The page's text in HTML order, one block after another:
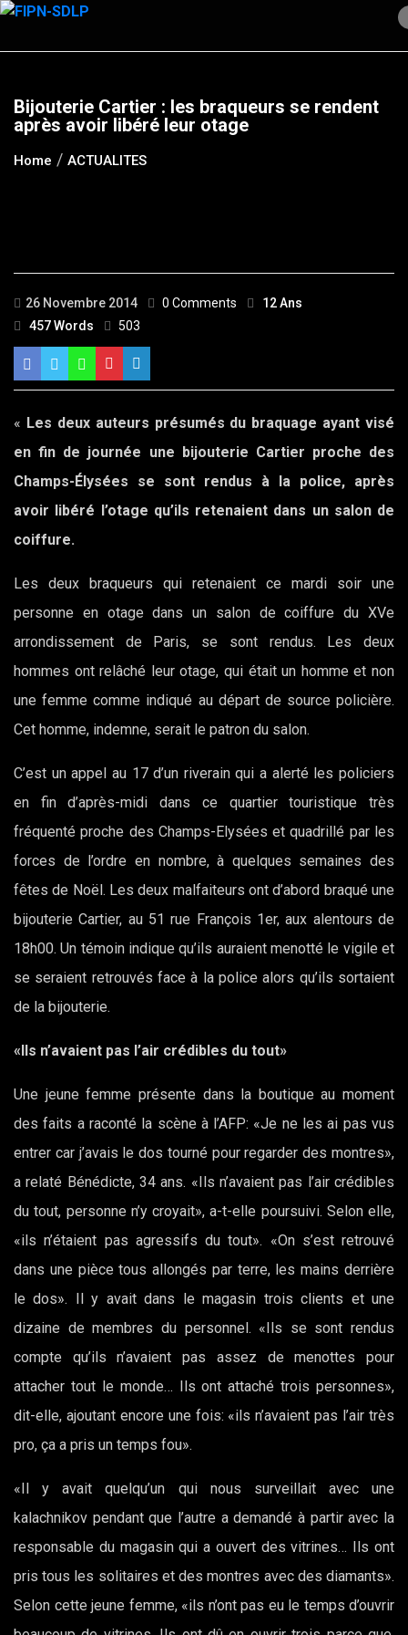
Skip
content
Bijouterie Cartier : les braqueurs se rendent
après avoir libéré leur otage
Home ACTUALITES
26 Novembre 2014 0 Comments
12 Ans
457 Words
503
« Les deux auteurs présumés du braquage ayant visé
en fin de journée une bijouterie Cartier proche des
Champs-Élysées se sont rendus à la police, après
avoir libéré l’otage qu’ils retenaient dans un salon de
coiffure.
Les deux braqueurs qui retenaient ce mardi soir une
personne en otage dans un salon de coiffure du XVe
arrondissement de Paris, se sont rendus. Les deux
hommes ont relâché leur otage, qui était un homme et non
une femme comme indiqué au départ de source policière.
Cet homme, indemne, serait le patron du salon.
C’est un appel au 17 d’un riverain qui a alerté les policiers
en fin d’après-midi dans ce quartier touristique très
fréquenté proche des Champs-Elysées et quadrillé par les
forces de l’ordre en nombre, à quelques semaines des
fêtes de Noël. Les deux malfaiteurs ont d’abord braqué une
bijouterie Cartier, au 51 rue François 1er, aux alentours de
18h00. Un témoin indique qu’ils auraient menotté le vigile et
se seraient retrouvés face à la police alors qu’ils sortaient
de la bijouterie.
«Ils n’avaient pas l’air crédibles du tout»
Une jeune femme présente dans la boutique au moment
des faits a raconté la scène à l’AFP: «Je ne les ai pas vus
entrer car j’avais le dos tourné pour regarder des montres»,
a relaté Bénédicte, 34 ans. «Ils n’avaient pas l’air crédibles
du tout, personne n’y croyait», a-t-elle poursuivi. Selon elle,
«ils n’étaient pas agressifs du tout». «On s’est retrouvé
dans une pièce tous allongés par terre, les mains derrière
le dos». Il y avait dans le magasin trois clients et une
dizaine de membres du personnel. «Ils se sont rendus
compte qu’ils n’avaient pas assez de menottes pour
attacher tout le monde… Ils ont attaché trois personnes»,
dit-elle, ajoutant encore une fois: «ils n’avaient pas l’air très
pro, ça a pris un temps fou».
«Il y avait quelqu’un qui nous surveillait avec une
kalachnikov pendant que l’autre a demandé à partir avec la
responsable du magasin qui a ouvert des vitrines… Ils ont
pris tous les solitaires et des montres avec des diamants».
Selon cette jeune femme, «ils n’ont pas eu le temps d’ouvrir